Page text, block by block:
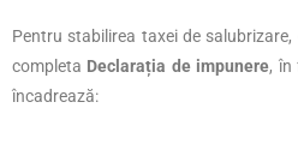
Pentru stabilirea taxei de
completa Declarația de impunere, în
încadrează: